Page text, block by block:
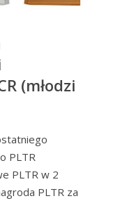
(młodzi
PLTR
PLTR w 2
PLTR za